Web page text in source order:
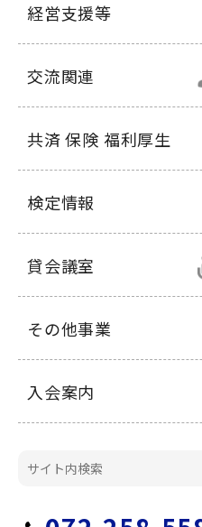
経営支援等
交流関連
共済 保険 福利厚生
検定情報
貸会議室
その他事業
入会案内